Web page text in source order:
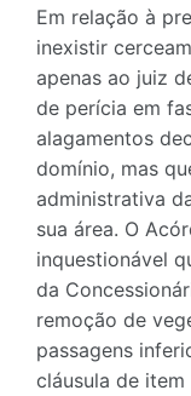
Em relação à
inexistir
apenas ao juiz
de perícia em
alagamentos
domínio, mas
administrativa
sua área. O
inquestionável
da
remoção de
passagens
cláusula de